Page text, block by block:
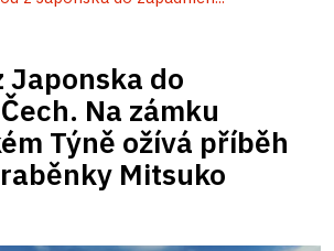
Japonska do
Na zámku
Týně ožívá příběh
Mitsuko